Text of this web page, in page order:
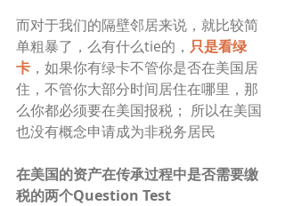
而对于我们的隔壁邻居来说，就比较简
单粗暴了，么有什么tie的， 只是看绿
卡 ，如果你有绿卡不管你是否在美国居
住，不管你大部分时间居住在哪里，那
么你都必须要在美国报税； 所以在美国
也没有概念申请成为非税务居民
在美国的资产在传承过程中是否需要缴
税的两个Question Test